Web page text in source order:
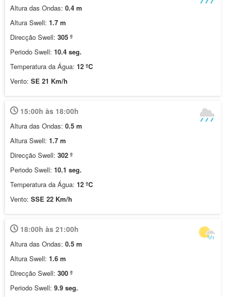
Altura das Ondas: 0.4 m
Altura Swell: 1.7 m
Direcção Swell: 305 º
Periodo Swell: 10.4 seg.
Temperatura da Água: 12 ºC
Vento: SE 21 Km/h
15:00h às 18:00h
Altura das Ondas: 0.5 m
Altura Swell: 1.7 m
Direcção Swell: 302 º
Periodo Swell: 10.1 seg.
Temperatura da Água: 12 ºC
Vento: SSE 22 Km/h
18:00h às 21:00h
Altura das Ondas: 0.5 m
Altura Swell: 1.6 m
Direcção Swell: 300 º
Periodo Swell: 9.9 seg.